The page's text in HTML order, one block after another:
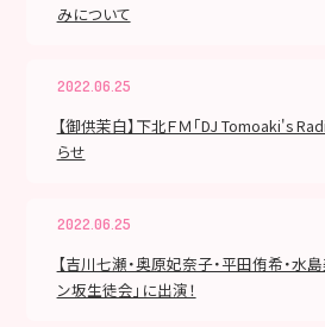
みについて
2022.06.25
【御供茉白】下北ＦＭ「DJ Tomoaki's
らせ
2022.06.25
【吉川七瀬・奥原妃奈子・平田侑希・水
ン坂生徒会」に出演！